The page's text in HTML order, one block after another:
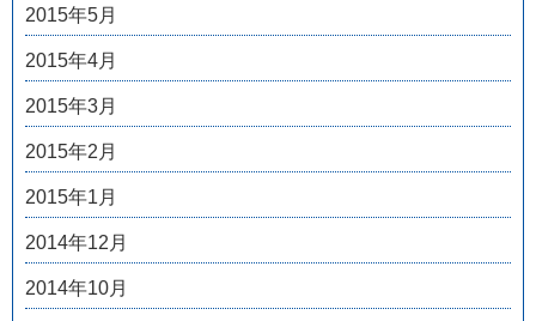
2015年5月
2015年4月
2015年3月
2015年2月
2015年1月
2014年12月
2014年10月